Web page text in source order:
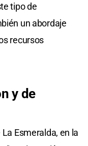
tipo de
un abordaje
recursos
y de
Esmeralda, en la